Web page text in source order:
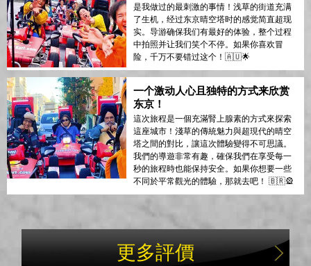
是我做过的最刺激的事情！浅草的街道充满
了生机，经过东京晴空塔时的感觉简直超现
实。导游确保我们有最好的体验，整个过程
中拍照并让我们笑个不停。如果你喜欢冒
险，千万不要错过这个！🇦🇺🌟
一个激动人心且独特的方式来欣赏
东京！
這次旅程是一個充滿腎上腺素的方式來探索
這座城市！淺草的傳統魅力與超現代的晴空
塔之間的對比，讓這次體驗變得不可思議。
我們的導遊非常有趣，確保我們在享受每一
秒的旅程時也能保持安全。如果你想要一些
不同於平常觀光的體驗，那就去吧！ 🇧🇷🎡
更多評價